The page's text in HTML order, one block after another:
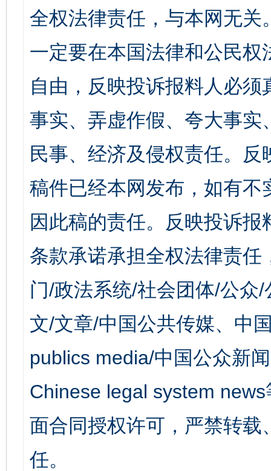
全权法律责任，与本网无
一定要在本国法律和公民
自由，反映投诉报料人必
事实、弄虚作假、夸大事
民事、经济及侵权责任。
稿件已经本网发布，如有
因此稿的责任。反映投诉
条款承诺承担全权法律责
门/政法系统/社会团体/公众
文/文章/中国公共传媒、中
publics media/中国公众新
Chinese legal system
面合同授权许可，严禁转
任。